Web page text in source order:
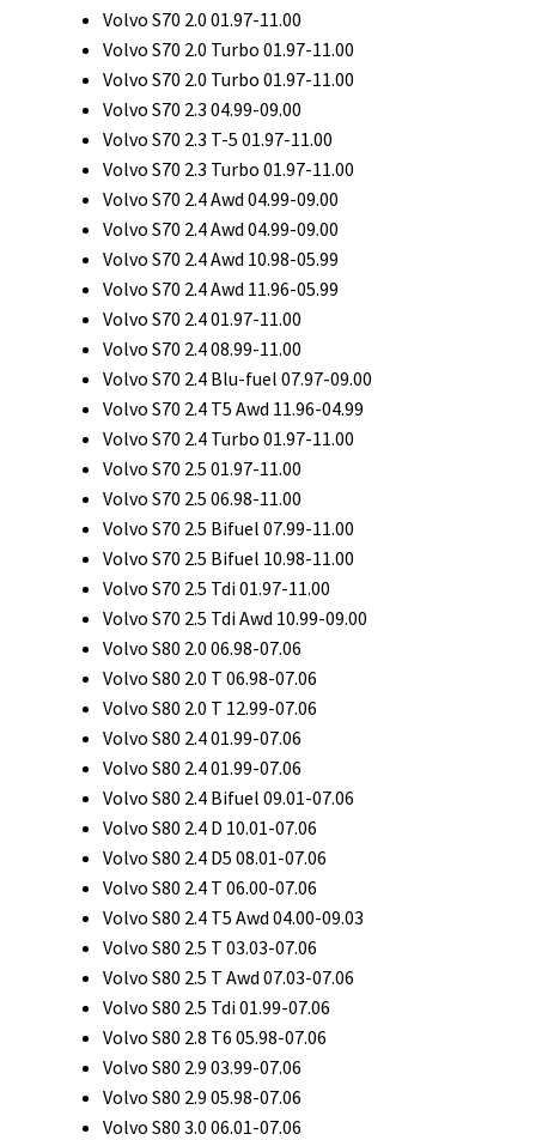
Volvo S70 2.0 01.97-11.00
Volvo S70 2.0 Turbo 01.97-11.00
Volvo S70 2.0 Turbo 01.97-11.00
Volvo S70 2.3 04.99-09.00
Volvo S70 2.3 T-5 01.97-11.00
Volvo S70 2.3 Turbo 01.97-11.00
Volvo S70 2.4 Awd 04.99-09.00
Volvo S70 2.4 Awd 04.99-09.00
Volvo S70 2.4 Awd 10.98-05.99
Volvo S70 2.4 Awd 11.96-05.99
Volvo S70 2.4 01.97-11.00
Volvo S70 2.4 08.99-11.00
Volvo S70 2.4 Blu-fuel 07.97-09.00
Volvo S70 2.4 T5 Awd 11.96-04.99
Volvo S70 2.4 Turbo 01.97-11.00
Volvo S70 2.5 01.97-11.00
Volvo S70 2.5 06.98-11.00
Volvo S70 2.5 Bifuel 07.99-11.00
Volvo S70 2.5 Bifuel 10.98-11.00
Volvo S70 2.5 Tdi 01.97-11.00
Volvo S70 2.5 Tdi Awd 10.99-09.00
Volvo S80 2.0 06.98-07.06
Volvo S80 2.0 T 06.98-07.06
Volvo S80 2.0 T 12.99-07.06
Volvo S80 2.4 01.99-07.06
Volvo S80 2.4 01.99-07.06
Volvo S80 2.4 Bifuel 09.01-07.06
Volvo S80 2.4 D 10.01-07.06
Volvo S80 2.4 D5 08.01-07.06
Volvo S80 2.4 T 06.00-07.06
Volvo S80 2.4 T5 Awd 04.00-09.03
Volvo S80 2.5 T 03.03-07.06
Volvo S80 2.5 T Awd 07.03-07.06
Volvo S80 2.5 Tdi 01.99-07.06
Volvo S80 2.8 T6 05.98-07.06
Volvo S80 2.9 03.99-07.06
Volvo S80 2.9 05.98-07.06
Volvo S80 3.0 06.01-07.06